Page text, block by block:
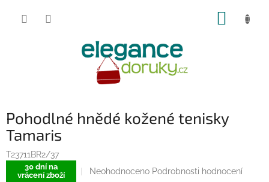
Pohodlné hnědé kožené tenisky
Tamaris
T23711BR2/37
30 dní na
vrácení zboží
Průměrné
Neohodnoceno Podrobnosti hodnocení